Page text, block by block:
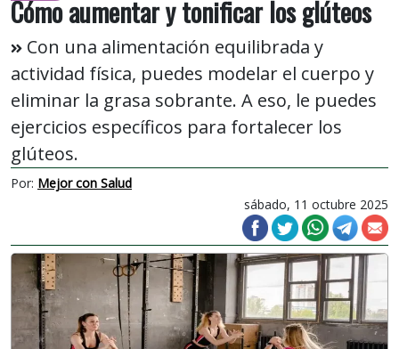
Cómo aumentar y tonificar los glúteos
Con una alimentación equilibrada y
actividad física, puedes modelar el cuerpo y
eliminar la grasa sobrante. A eso, le puedes
ejercicios específicos para fortalecer los
glúteos.
Por: Mejor con Salud
sábado, 11 octubre 2025